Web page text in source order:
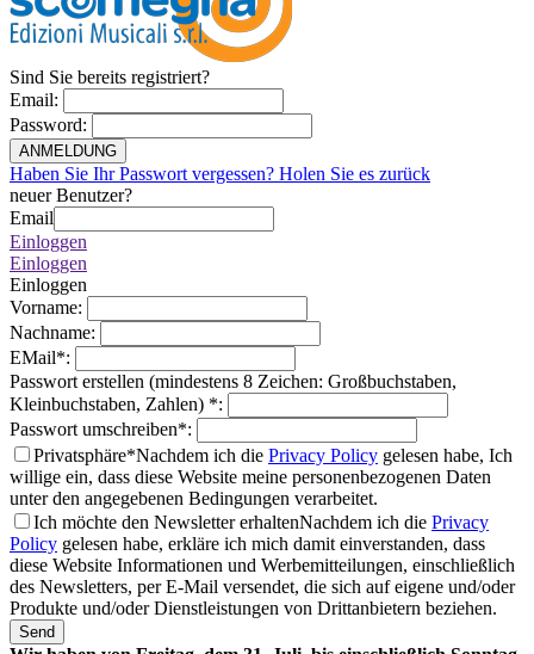
Sind Sie bereits registriert?
Email:
Password:
ANMELDUNG
Haben Sie Ihr Passwort vergessen? Holen Sie es zurück
neuer Benutzer?
Email
Einloggen
Einloggen
Einloggen
Vorname:
Nachname:
EMail*:
Passwort erstellen (mindestens 8 Zeichen: Großbuchstaben,
Kleinbuchstaben, Zahlen) *:
Passwort umschreiben*:
Privatsphäre*Nachdem ich die Privacy Policy gelesen habe, Ich
willige ein, dass diese Website meine personenbezogenen Daten
unter den angegebenen Bedingungen verarbeitet.
Ich möchte den Newsletter erhaltenNachdem ich die Privacy
Policy gelesen habe, erkläre ich mich damit einverstanden, dass
diese Website Informationen und Werbemitteilungen, einschließlich
des Newsletters, per E-Mail versendet, die sich auf eigene und/oder
Produkte und/oder Dienstleistungen von Drittanbietern beziehen.
Send